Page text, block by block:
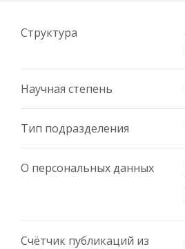
Структура
Научная степень
Тип подразделения
О персональных данных
Счётчик публикаций из